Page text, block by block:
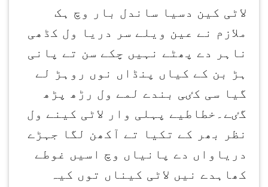
لاٹی کین دسیا ساندل بار وچ ہک
ملازم نے عین ویلے سر دریا ول کڈھی
ناہر دے پھٹے نہیں چکے سن تے پانی
ہڑ بن کے کیاں پنڈاں نوں روہڑ لے
گیا سی کٸی بندے لمے ول رڑھ پڑھ
گٸے۔خطاطیے پہلی وار لاٹی کینے ول
نظر بھر کے تکیا تے آکھن لگا جہڑے
دریاواں دے پانیاں وچ اسیں غوطے
کھاہدے نیں لاٹی کیناں توں کیہ